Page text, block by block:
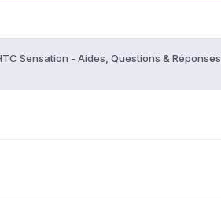
Sensation - Aides, Questions & Réponses